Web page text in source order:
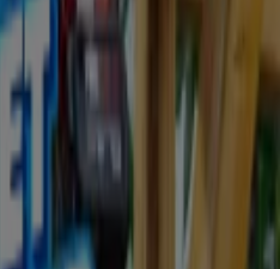
als premium videobestemming.
in nieuwe afdeling.
5-3-8 Foodtruck’ en vertaalde